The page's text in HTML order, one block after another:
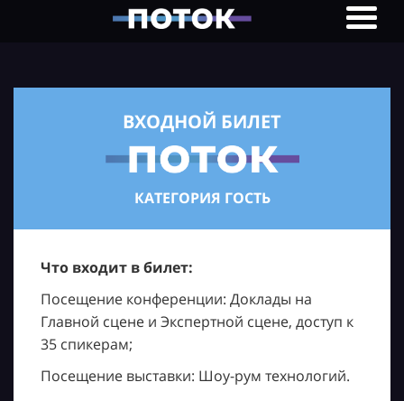
ВХОДНОЙ БИЛЕТ
КАТЕГОРИЯ ГОСТЬ
Что входит в билет:
Посещение конференции: Доклады на
Главной сцене и Экспертной сцене, доступ к
35 спикерам;
Посещение выставки: Шоу-рум технологий.